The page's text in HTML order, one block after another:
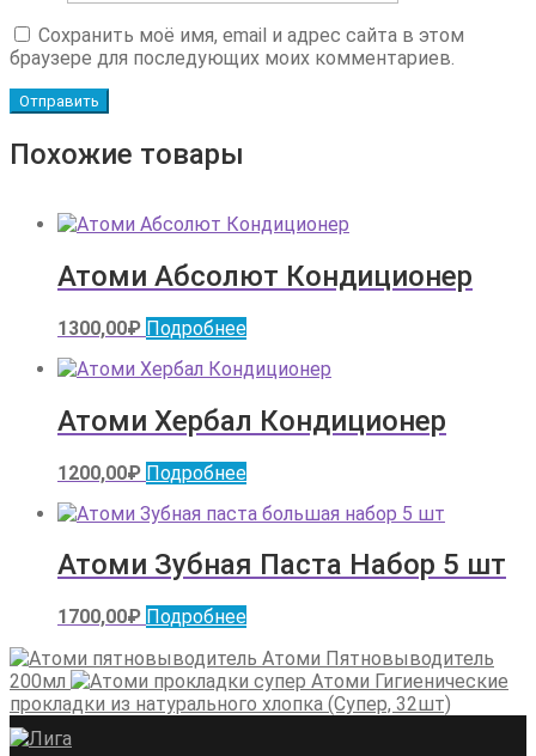
Сохранить моё имя, email и адрес сайта в этом
браузере для последующих моих комментариев.
Похожие товары
Атоми Абсолют Кондиционер
1300,00₽ Подробнее
Атоми Хербал Кондиционер
1200,00₽ Подробнее
Атоми Зубная Паста Набор 5 шт
1700,00₽ Подробнее
Атоми Пятновыводитель
200мл
Атоми Гигиенические
прокладки из натурального хлопка (Супер, 32шт)